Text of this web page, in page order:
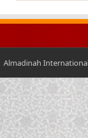
Almadinah